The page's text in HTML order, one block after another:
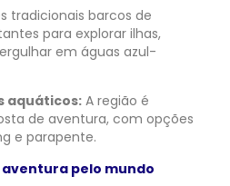
tradicionais barcos de
para explorar ilhas,
em águas azul-
aquáticos:A região é
de aventura, com opções
e parapente.
aventura pelo mundo